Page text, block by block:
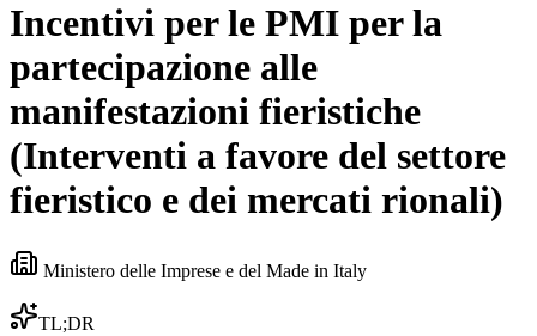
Incentivi per le PMI per la
partecipazione alle
manifestazioni fieristiche
(Interventi a favore del settore
fieristico e dei mercati rionali)
Ministero delle Imprese e del Made in Italy
TL;DR